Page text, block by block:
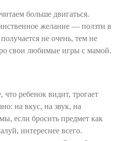
больше двигаться.
желание — ползти в
не очень, тем не
свои любимые игры с мамой.
ребенок видит, трогает
на вкус, на звук, на
если бросить предмет как
интереснее всего.